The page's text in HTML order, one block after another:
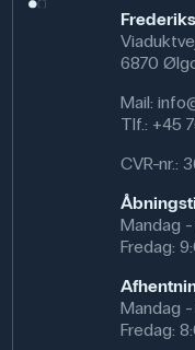
og biokemiske
skal kunne
Specifikationer
Vægt (g): 5 g
pH skala: 6,4-8,2
CAS NR: 143-74-8
Molmasse:
Formel: C₁₉H₁₄O₅S
Omslagsfarve:
6870
Mail:
Tlf.: +45
CVR-nr.:
Mandag
Fredag:
Mandag
Fredag: